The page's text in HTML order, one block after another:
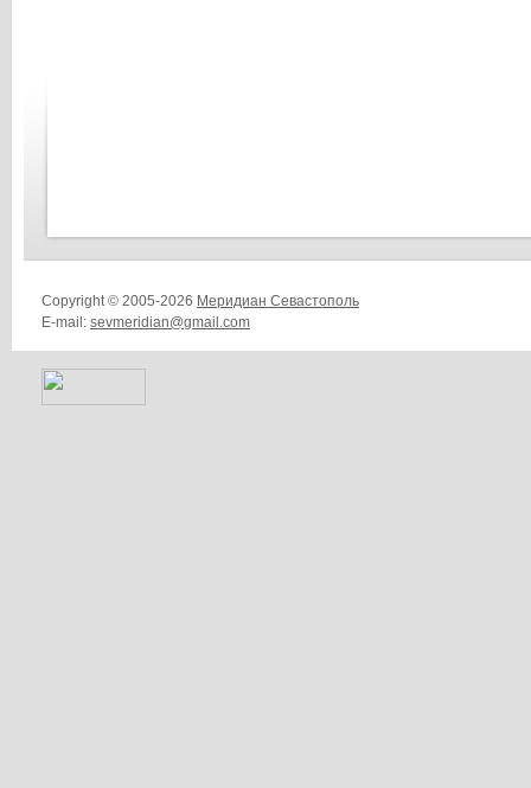
Copyright © 2005-2026 Меридиан Севастополь
E-mail: sevmeridian@gmail.com